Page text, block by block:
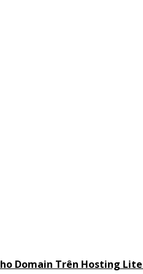
Domain Trên Hosting